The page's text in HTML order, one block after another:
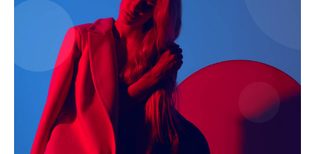
Subscription Plans
My account